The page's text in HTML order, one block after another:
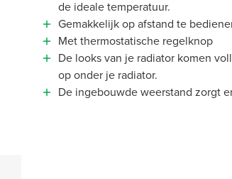
de ideale temperatuur.
Gemakkelijk op afstand te
Met thermostatische regelknop
De looks van je radiator komen
op onder je radiator.
De ingebouwde weerstand zorgt